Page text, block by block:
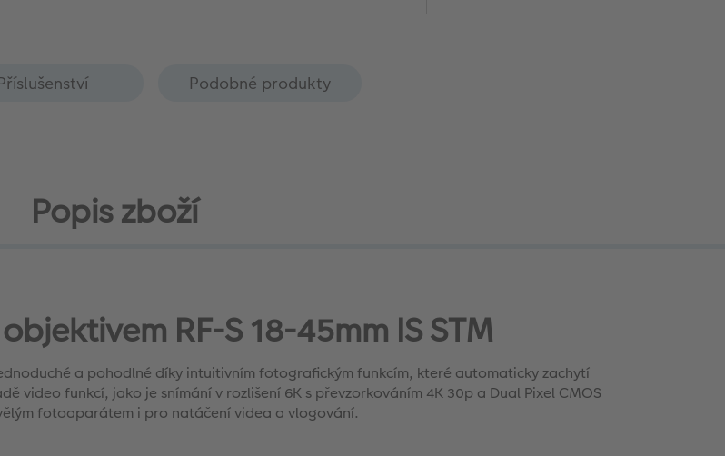
Podobné produkty
Popis zboží
RF-S 18-45mm IS STM
a pohodlné díky intuitivním fotografickým funkcím, které automaticky zachytí
video funkcí, jako je snímání v rozlišení 6K s převzorkováním 4K 30p a Dual Pixel CMOS
fotoaparátem i pro natáčení videa a vlogování.